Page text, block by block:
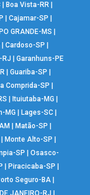
Boa Vista-RR
Cajamar-SP
GRANDE-MS
Cardoso-SP
RJ
Garanhuns-PE
| Guariba-SP
Comprida-SP
Ituiutaba-MG
MG Lages-SC|
Matão-SP
Monte Alto-SP
SP |Osasco-
Piracicaba-SP
Seguro-BA
JANEIRO-RJ